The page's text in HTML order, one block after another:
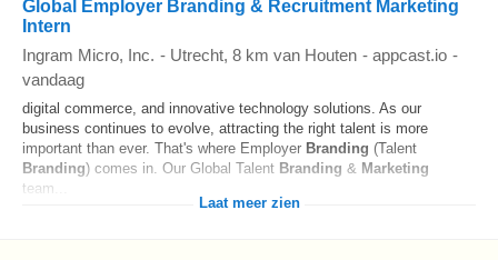
Global Employer Branding & Recruitment Marketing
Intern
Ingram Micro, Inc. - Utrecht, 8 km van Houten - appcast.io -
vandaag
digital commerce, and innovative technology solutions. As our
business continues to evolve, attracting the right talent is more
important than ever. That's where Employer Branding (Talent
Branding) comes in. Our Global Talent Branding & Marketing
team...
Laat meer zien